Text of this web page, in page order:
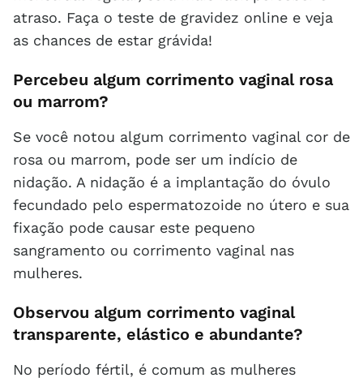
atraso. Faça o teste de gravidez online e veja
as chances de estar grávida!
Percebeu algum corrimento vaginal rosa
ou marrom?
Se você notou algum corrimento vaginal cor de
rosa ou marrom, pode ser um indício de
nidação. A nidação é a implantação do óvulo
fecundado pelo espermatozoide no útero e sua
fixação pode causar este pequeno
sangramento ou corrimento vaginal nas
mulheres.
Observou algum corrimento vaginal
transparente, elástico e abundante?
No período fértil, é comum as mulheres